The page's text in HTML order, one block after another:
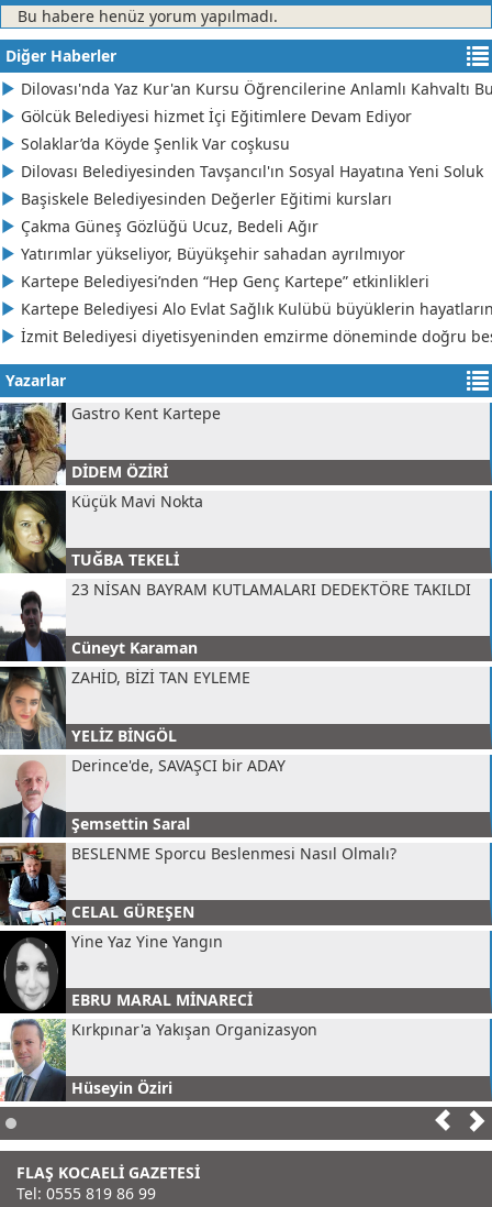
Bu habere henüz yorum yapılmadı.
Diğer Haberler
Dilovası'nda Yaz Kur'an Kursu Öğrencilerine Anlamlı Kahvaltı
Gölcük Belediyesi hizmet İçi Eğitimlere Devam Ediyor
Solaklar’da Köyde Şenlik Var coşkusu
Dilovası Belediyesinden Tavşancıl'ın Sosyal Hayatına Yeni Soluk
Başiskele Belediyesinden Değerler Eğitimi kursları
Çakma Güneş Gözlüğü Ucuz, Bedeli Ağır
Yatırımlar yükseliyor, Büyükşehir sahadan ayrılmıyor
Kartepe Belediyesi’nden “Hep Genç Kartepe” etkinlikleri
Kartepe Belediyesi Alo Evlat Sağlık Kulübü büyüklerin
İzmit Belediyesi diyetisyeninden emzirme döneminde doğru
Yazarlar
YELİZ BİNGÖL
Derince'de, SAVAŞCI bir ADAY
Şemsettin Saral
BESLENME Sporcu Beslenmesi Nasıl Olmalı?
CELAL GÜREŞEN
Yine Yaz Yine Yangın
EBRU MARAL MİNARECİ
Kırkpınar'a Yakışan Organizasyon
Gastro Kent Kartepe
DİDEM ÖZİRİ
Küçük Mavi Nokta
TUĞBA TEKELİ
23 NİSAN BAYRAM KUTLAMALARI DEDEKTÖRE TAKILDI
Cüneyt Karaman
ZAHİD, BİZİ TAN EYLEME
YELİZ BİNGÖL
Derince'de, SAVAŞCI bir ADAY
Şemsettin Saral
BESLENME Sporcu Beslenmesi Nasıl Olmalı?
CELAL GÜREŞEN
Yine Yaz Yine Yangın
EBRU MARAL MİNARECİ
Kırkpınar'a Yakışan Organizasyon
Hüseyin Öziri
DİDEM ÖZİRİ
FLAŞ KOCAELİ GAZETESİ
Tel: 0555 819 86 99